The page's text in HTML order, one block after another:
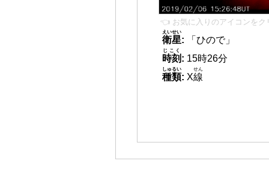
👈 お気に入りのアイコンをク
衛星
えいせい
:
「ひので」
時刻
じこく
: 15時26分
種類
しゅるい
: X線
せん